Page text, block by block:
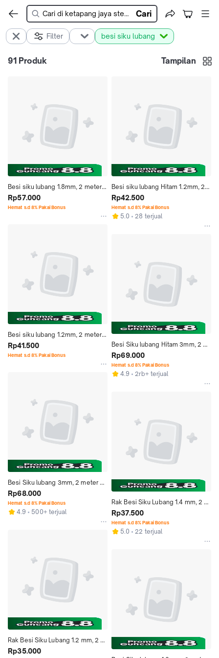
Cari
Filter besi siku lubang
91 Produk Tampilan
Besi siku lubang 1.8mm, 2 meter
BAGUS dan MURAH!!
Rp57.000
Hemat s.d 8% Pakai Bonus
Besi siku lubang 1.2mm, 2 meter
BAGUS dan MURAH!!
Rp41.500
Hemat s.d 8% Pakai Bonus
Besi Siku lubang 3mm, 2 meter
SANGAT KUAT dan MURAH!!
Rp68.000
Hemat s.d 8% Pakai Bonus
4.9 500+ terjual
Rak Besi Siku Lubang 1.2 mm, 2
meter MURAH dan BAGUS
Rp35.000
Besi siku lubang Hitam 1.2mm, 2
meter BAGUS dan MURAH!!
Rp42.500
Hemat s.d 8% Pakai Bonus
5.0 28 terjual
Besi Siku lubang Hitam 3mm, 2
meter SANGAT KUAT dan
MURAH!!
Rp69.000
Hemat s.d 8% Pakai Bonus
4.9 2rb+ terjual
Rak Besi Siku Lubang 1.4 mm, 2
meter MURAH dan BAGUS
(BELUM DICAT)
Rp37.500
Hemat s.d 8% Pakai Bonus
5.0 22 terjual